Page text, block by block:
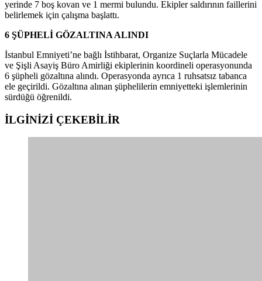
yerinde 7 boş kovan ve 1 mermi bulundu. Ekipler saldırının faillerini
belirlemek için çalışma başlattı.
6 ŞÜPHELİ GÖZALTINA ALINDI
İstanbul Emniyeti’ne bağlı İstihbarat, Organize Suçlarla Mücadele
ve Şişli Asayiş Büro Amirliği ekiplerinin koordineli operasyonunda
6 şüpheli gözaltına alındı. Operasyonda ayrıca 1 ruhsatsız tabanca
ele geçirildi. Gözaltına alınan şüphelilerin emniyetteki işlemlerinin
sürdüğü öğrenildi.
İLGİNİZİ ÇEKEBİLİR